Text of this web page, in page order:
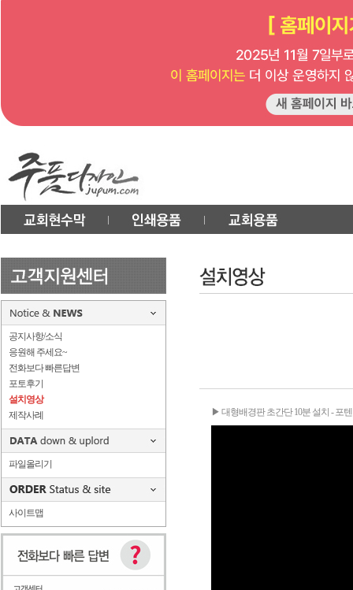
공지사항/소식
응원해 주세요~
전화보다 빠른답변
포토후기
설치영상
제작사례
파일올리기
사이트맵
▶ 대형배경판 초간단 10분 설치 - 포